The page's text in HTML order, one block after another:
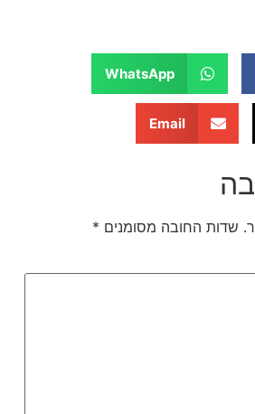
WhatsApp
Email
שדות החובה מסומנים *